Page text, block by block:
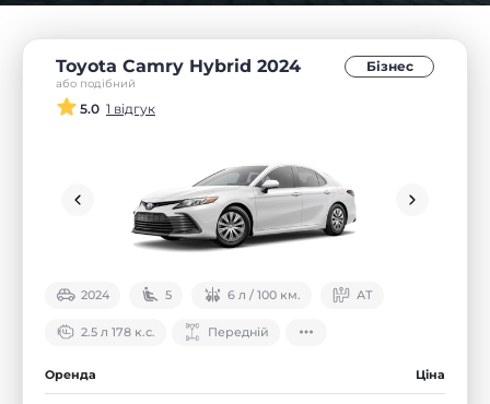
Toyota Camry Hybrid 2024
або подібний
Бізнес
5.0 1 відгук
2024 5 6 л / 100 км. АТ
2.5 л 178 к.с. Передній
Оренда Ціна